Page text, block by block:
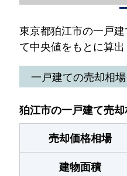
東京都狛江市の一戸
て中央値をもとに算出
一戸建ての売却相場
狛江市の一戸建て売
売却価格相場
建物面積